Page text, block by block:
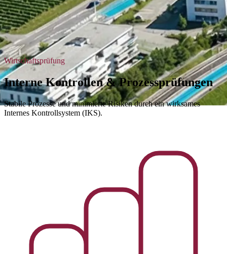
Wirtschaftsprüfung
Interne Kontrollen & Prozessprüfungen
Stabile Prozesse und minimierte Risiken durch ein wirksames
Internes Kontrollsystem (IKS).